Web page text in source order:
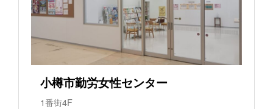
小樽市勤労女性センター
1番街4F